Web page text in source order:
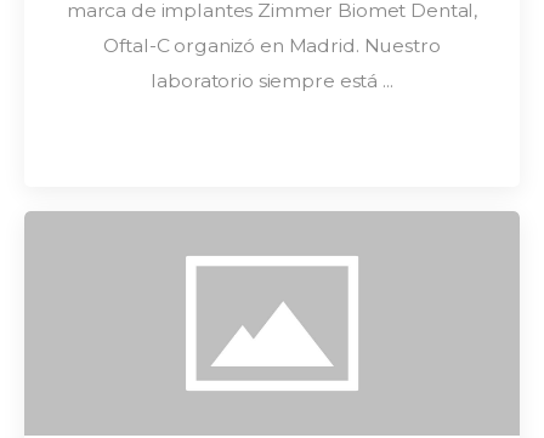
marca de implantes Zimmer Biomet Dental,
Oftal-C organizó en Madrid. Nuestro
laboratorio siempre está ...